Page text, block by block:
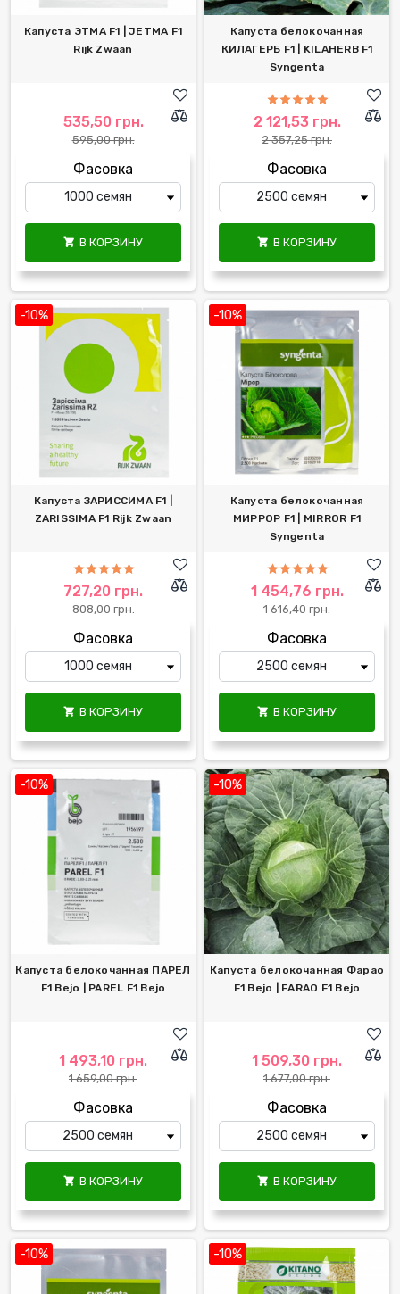
Капуста ЭТМА F1 | JETMA F1
Rijk Zwaan
535,50 грн.
595,00 грн.
Фасовка
 В КОРЗИНУ
Капуста белокочанная
КИЛАГЕРБ F1 | KILAHERB F1
Syngenta
2 121,53 грн.
2 357,25 грн.
Фасовка
 В КОРЗИНУ
-10%
Капуста ЗАРИССИМА F1 |
ZARISSIMA F1 Rijk Zwaan
727,20 грн.
808,00 грн.
Фасовка
 В КОРЗИНУ
-10%
Капуста белокочанная
МИРРОР F1 | MIRROR F1
Syngenta
1 454,76 грн.
1 616,40 грн.
Фасовка
 В КОРЗИНУ
-10%
Капуста белокочанная ПАРЕЛ
F1 Bejo | PAREL F1 Bejo
1 493,10 грн.
1 659,00 грн.
Фасовка
 В КОРЗИНУ
-10%
Капуста белокочанная Фарао
F1 Bejo | FARAO F1 Bejo
1 509,30 грн.
1 677,00 грн.
Фасовка
 В КОРЗИНУ
-10% -10%